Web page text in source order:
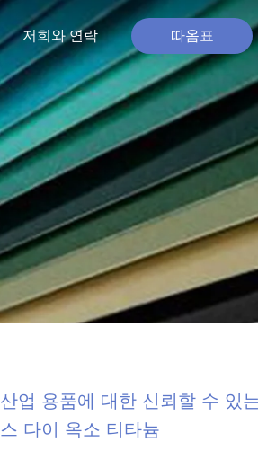
저희와 연락 따옴표
산업 용품에 대한 신뢰할 수 있
스 다이 옥소 티타늄